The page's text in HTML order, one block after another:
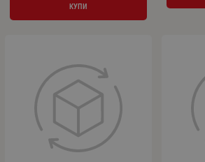
КУПИ